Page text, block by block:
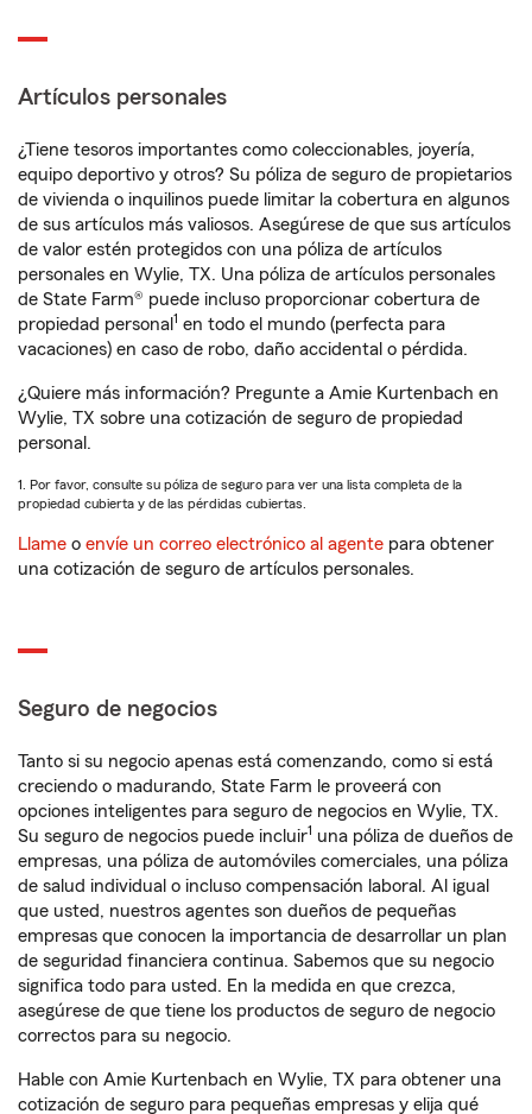
Artículos personales
¿Tiene tesoros importantes como coleccionables, joyería,
equipo deportivo y otros? Su póliza de seguro de propietarios
de vivienda o inquilinos puede limitar la cobertura en algunos
de sus artículos más valiosos. Asegúrese de que sus artículos
de valor estén protegidos con una póliza de artículos
personales en Wylie, TX. Una póliza de artículos personales
de State Farm® puede incluso proporcionar cobertura de
propiedad personal 1 en todo el mundo (perfecta para
vacaciones) en caso de robo, daño accidental o pérdida.
¿Quiere más información? Pregunte a Amie Kurtenbach en
Wylie, TX sobre una cotización de seguro de propiedad
personal.
1. Por favor, consulte su póliza de seguro para ver una lista completa de la
propiedad cubierta y de las pérdidas cubiertas.
Llame o envíe un correo electrónico al agente para obtener
una cotización de seguro de artículos personales.
Seguro de negocios
Tanto si su negocio apenas está comenzando, como si está
creciendo o madurando, State Farm le proveerá con
opciones inteligentes para seguro de negocios en Wylie, TX.
Su seguro de negocios puede incluir1 una póliza de dueños de
empresas, una póliza de automóviles comerciales, una póliza
de salud individual o incluso compensación laboral. Al igual
que usted, nuestros agentes son dueños de pequeñas
empresas que conocen la importancia de desarrollar un plan
de seguridad financiera continua. Sabemos que su negocio
significa todo para usted. En la medida en que crezca,
asegúrese de que tiene los productos de seguro de negocio
correctos para su negocio.
Hable con Amie Kurtenbach en Wylie, TX para obtener una
cotización de seguro para pequeñas empresas y elija qué